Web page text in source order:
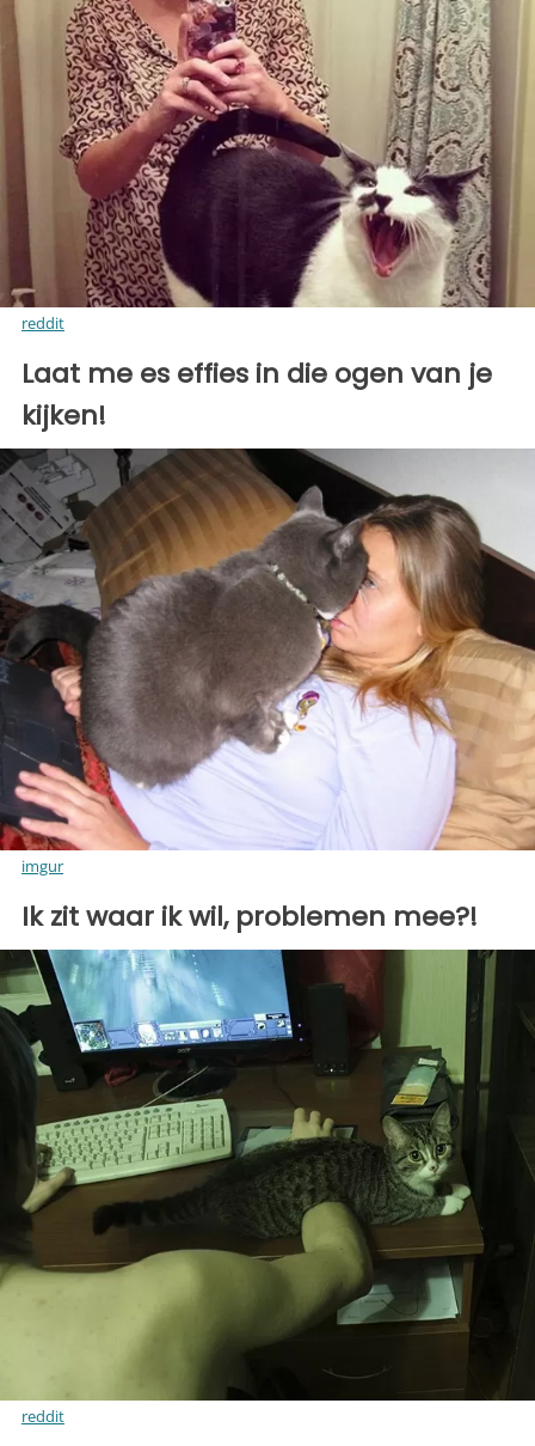
reddit
Laat me es effies in die ogen van je
kijken!
imgur
Ik zit waar ik wil, problemen mee?!
reddit